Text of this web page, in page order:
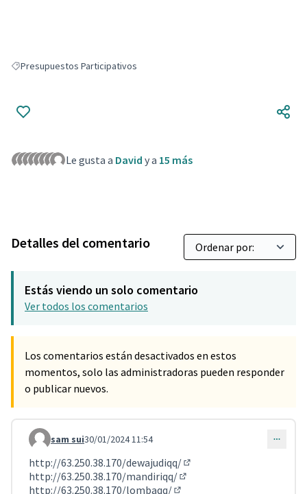
Resultados al filtrar por: Presupuestos Participativos
Presupuestos Participativos
Le gusta a David y a 15 más
Detalles del comentario
Estás viendo un solo comentario
Ver todos los comentarios
Los comentarios están desactivados en estos
momentos, solo las administradoras pueden responder
o publicar nuevos.
Comentario 808
sam sui30/01/2024 11:54
http://63.250.38.170/dewajudiqq/
(Enlace externo)
http://63.250.38.170/mandiriqq/
(Enlace externo)
http://63.250.38.170/lombaqq/